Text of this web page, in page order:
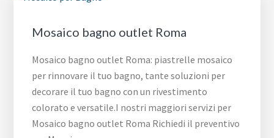
Mosaico bagno outlet Roma
Mosaico bagno outlet Roma: piastrelle mosaico
per rinnovare il tuo bagno, tante soluzioni per
decorare il tuo bagno con un rivestimento
colorato e versatile.I nostri maggiori servizi per
Mosaico bagno outlet Roma Richiedi il preventivo